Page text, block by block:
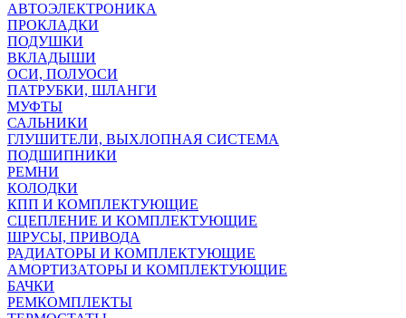
АВТОЭЛЕКТРОНИКА
ПРОКЛАДКИ
ПОДУШКИ
ВКЛАДЫШИ
ОСИ, ПОЛУОСИ
ПАТРУБКИ, ШЛАНГИ
МУФТЫ
САЛЬНИКИ
ГЛУШИТЕЛИ, ВЫХЛОПНАЯ СИСТЕМА
ПОДШИПНИКИ
РЕМНИ
КОЛОДКИ
КПП И КОМПЛЕКТУЮЩИЕ
СЦЕПЛЕНИЕ И КОМПЛЕКТУЮЩИЕ
ШРУСЫ, ПРИВОДА
РАДИАТОРЫ И КОМПЛЕКТУЮЩИЕ
АМОРТИЗАТОРЫ И КОМПЛЕКТУЮЩИЕ
БАЧКИ
РЕМКОМПЛЕКТЫ